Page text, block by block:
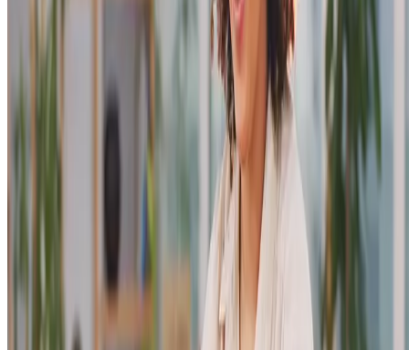
Utilize ferramentas para acompanhar o desempenho dos seus
identificar padrões e ajustar as estratégias conforme necessário.
com atenção e observe quem está interagindo com seus anúncios,
ações estão gerando mais cliques e até qual público está realmente
interessado no seu produto ou serviço.
Google Analytics 4 ou Facebook Ads Manager
métricas importantes
tempo que os visitantes passam no seu site ou as taxas de conversão.
Com essas informações, fica mais fácil ajustar campanhas futuras,
focando no público que tem maior chance de se tornar cliente.
O que faz com que as ações de marketing gerem resultados é saber
exatamente com quem você está falando. A criação de personas é
entender o perfil do seu cliente ideal para
direcionar melhor suas ações de marketing
persona é uma representação semifictícia do seu público-alvo,
em informações reais, como idade, profissão, interesses, hábitos de
compra e até desafios enfrentados no dia a dia.